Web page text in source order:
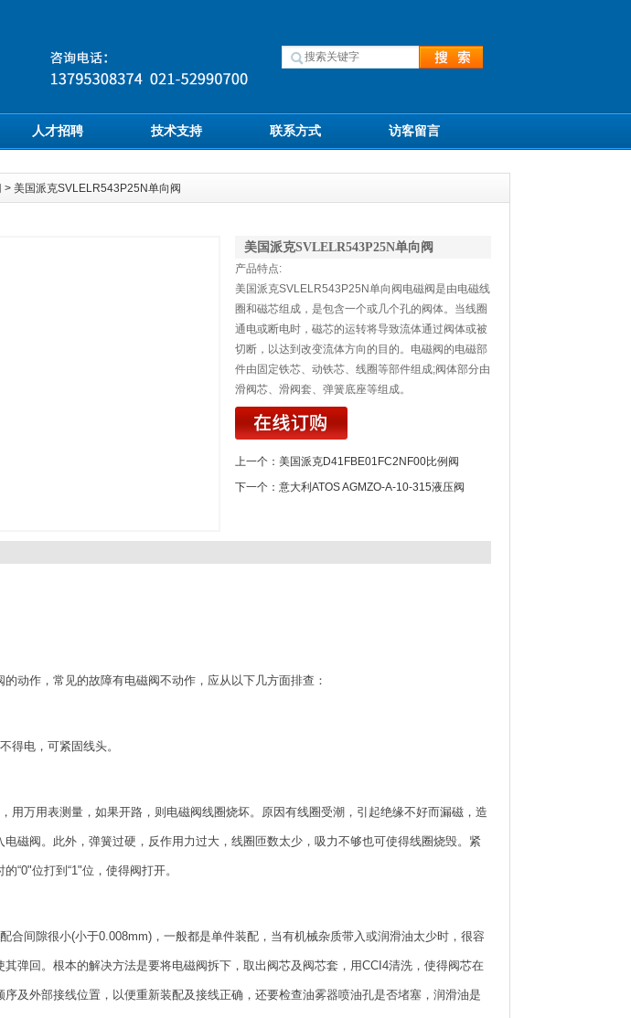
人才招聘 技术支持 联系方式 访客留言
> 美国派克SVLELR543P25N单向阀
美国派克SVLELR543P25N单向阀
产品特点:
美国派克SVLELR543P25N单向阀电磁阀是由电磁线
圈和磁芯组成，是包含一个或几个孔的阀体。当线圈
通电或断电时，磁芯的运转将导致流体通过阀体或被
切断，以达到改变流体方向的目的。电磁阀的电磁部
件由固定铁芯、动铁芯、线圈等部件组成;阀体部分由
滑阀芯、滑阀套、弹簧底座等组成。
上一个： 美国派克D41FBE01FC2NF00比例阀
下一个： 意大利ATOS AGMZO-A-10-315液压阀
动作，常见的故障有电磁阀不动作，应从以下几方面排查：
得电，可紧固线头。
用万用表测量，如果开路，则电磁阀线圈烧坏。原因有线圈受潮，引起绝缘不好而漏磁，造
磁阀。此外，弹簧过硬，反作用力过大，线圈匝数太少，吸力不够也可使得线圈烧毁。紧
“0"位打到“1"位，使得阀打开。
合间隙很小(小于0.008mm)，一般都是单件装配，当有机械杂质带入或润滑油太少时，很容
弹回。根本的解决方法是要将电磁阀拆下，取出阀芯及阀芯套，用CCI4清洗，使得阀芯在
及外部接线位置，以便重新装配及接线正确，还要检查油雾器喷油孔是否堵塞，润滑油是